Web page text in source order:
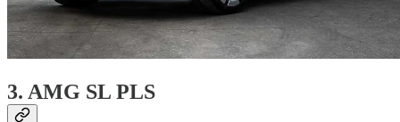
3. AMG SL PLS